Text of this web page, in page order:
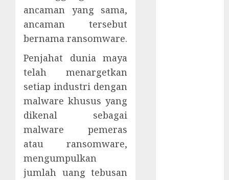
ancaman yang sama,
ancaman tersebut
bernama ransomware.
Penjahat dunia maya
telah menargetkan
setiap industri dengan
malware khusus yang
dikenal sebagai
malware pemeras
atau ransomware,
mengumpulkan
jumlah uang tebusan